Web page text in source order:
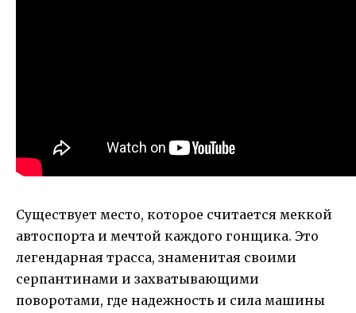
Существует место, которое считается меккой
автоспорта и мечтой каждого гонщика. Это
легендарная трасса, знаменитая своими
серпантинами и захватывающими
поворотами, где надежность и сила машины